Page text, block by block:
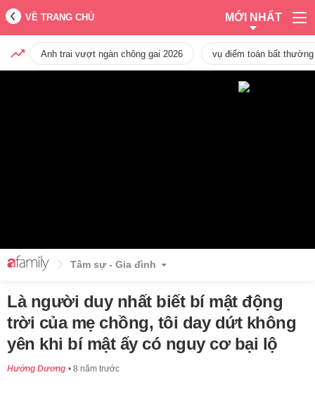
VỀ TRANG CHỦ MỚI NHẤT
Anh trai vượt ngàn chông gai 2026 vụ điểm toán bất
Tâm sự - Gia đình
Là người duy nhất biết bí mật động
trời của mẹ chồng, tôi day dứt không
yên khi bí mật ấy có nguy cơ bại lộ
Hướng Dương 8 năm trước